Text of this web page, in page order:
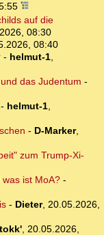
auf die
08:30
08:40
- helmut-1,
das Judentum -
- helmut-1,
- D-Marker,
zum Trump-Xi-
ist MoA?-
- Dieter, 20.05.2026,
, 20.05.2026,